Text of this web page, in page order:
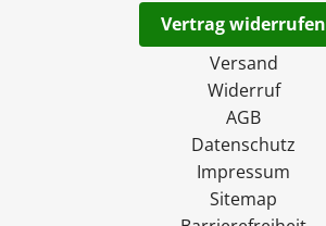
Vertrag widerrufen
Versand
Widerruf
AGB
Datenschutz
Impressum
Sitemap